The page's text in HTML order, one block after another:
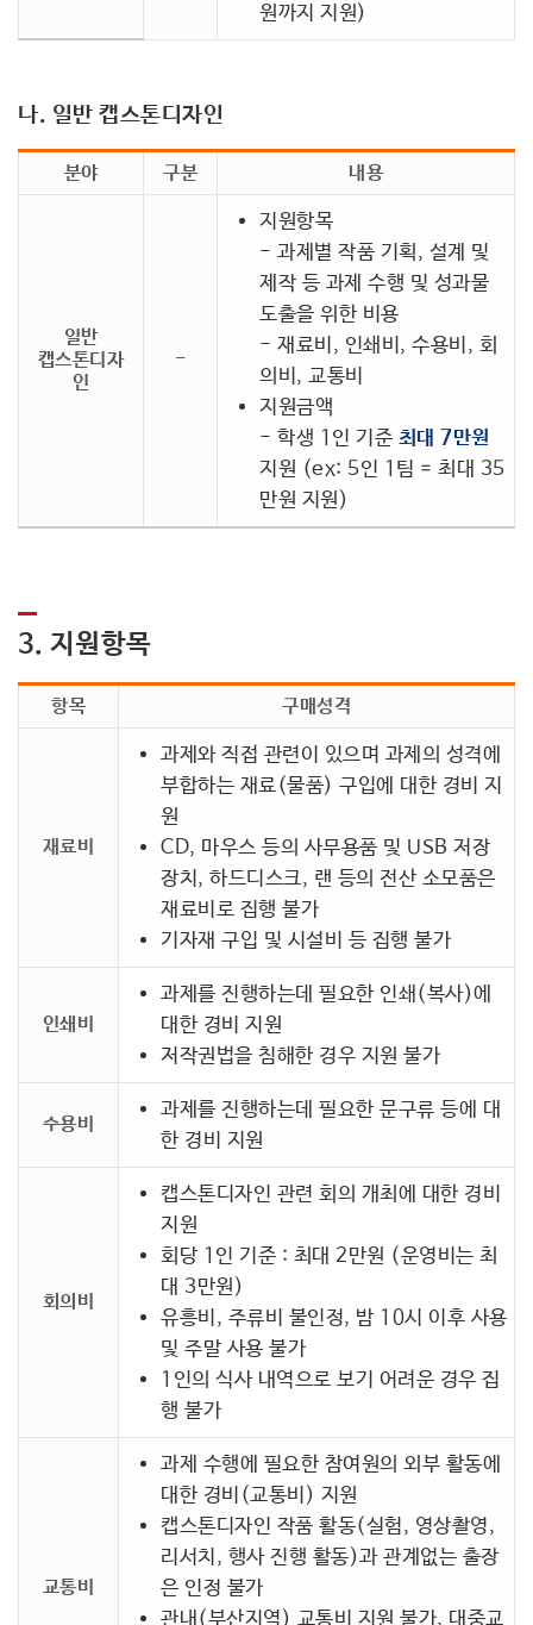
원까지 지원)
나. 일반 캡스톤디자인
분야 구분 내용
일반
캡스톤디자
인
-
지원항목
- 과제별 작품 기획, 설계 및
제작 등 과제 수행 및 성과물
도출을 위한 비용
- 재료비, 인쇄비, 수용비, 회
의비, 교통비
지원금액
- 학생 1인 기준 최대 7만원
지원 (ex: 5인 1팀 = 최대 35
만원 지원)
3. 지원항목
항목 구매성격
재료비
과제와 직접 관련이 있으며 과제의 성격에
부합하는 재료(물품) 구입에 대한 경비 지
원
CD, 마우스 등의 사무용품 및 USB 저장
장치, 하드디스크, 랜 등의 전산 소모품은
재료비로 집행 불가
기자재 구입 및 시설비 등 집행 불가
인쇄비
과제를 진행하는데 필요한 인쇄(복사)에
대한 경비 지원
저작권법을 침해한 경우 지원 불가
수용비
과제를 진행하는데 필요한 문구류 등에 대
한 경비 지원
회의비
캡스톤디자인 관련 회의 개최에 대한 경비
지원
회당 1인 기준 : 최대 2만원 (운영비는 최
대 3만원)
유흥비, 주류비 불인정, 밤 10시 이후 사용
및 주말 사용 불가
1인의 식사 내역으로 보기 어려운 경우 집
행 불가
교통비
과제 수행에 필요한 참여원의 외부 활동에
대한 경비(교통비) 지원
캡스톤디자인 작품 활동(실험, 영상촬영,
리서치, 행사 진행 활동)과 관계없는 출장
은 인정 불가
관내(부산지역) 교통비 지원 불가, 대중교